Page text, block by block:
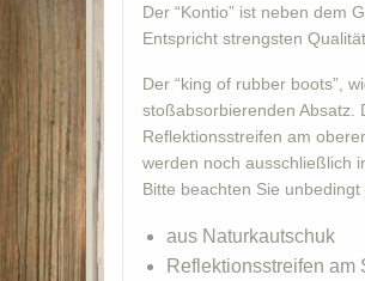
Der “Kontio” ist neben dem
Entspricht strengsten
Der “king of rubber boots”,
stoßabsorbierenden Absatz.
Reflektionsstreifen am
werden noch ausschließlich
Bitte beachten Sie
aus Naturkautschuk
Reflektionsstreifen am